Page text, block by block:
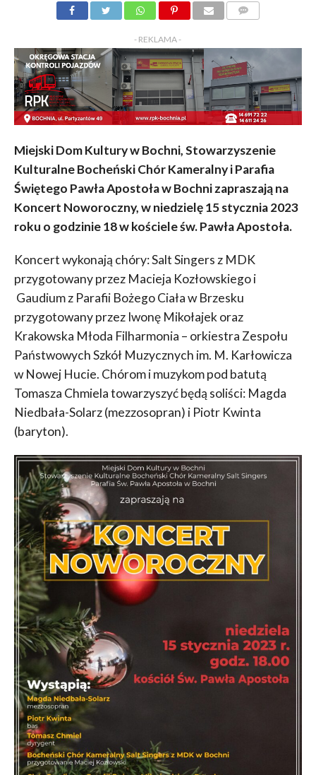
- REKLAMA -
Miejski Dom Kultury w Bochni, Stowarzyszenie
Kulturalne Bocheński Chór Kameralny i Parafia
Świętego Pawła Apostoła w Bochni zapraszają na
Koncert Noworoczny, w niedzielę 15 stycznia 2023
roku o godzinie 18 w kościele św. Pawła Apostoła.
Koncert wykonają chóry: Salt Singers z MDK
przygotowany przez Macieja Kozłowskiego i
Gaudium z Parafii Bożego Ciała w Brzesku
przygotowany przez Iwonę Mikołajek oraz
Krakowska Młoda Filharmonia – orkiestra Zespołu
Państwowych Szkół Muzycznych im. M. Karłowicza
w Nowej Hucie. Chórom i muzykom pod batutą
Tomasza Chmiela towarzyszyć będą soliści: Magda
Niedbała-Solarz (mezzosopran) i Piotr Kwinta
(baryton).